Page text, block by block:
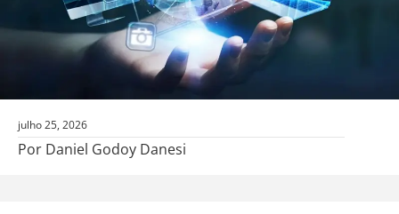
julho 25, 2026
Por Daniel Godoy Danesi